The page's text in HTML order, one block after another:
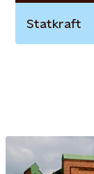
Statkraft